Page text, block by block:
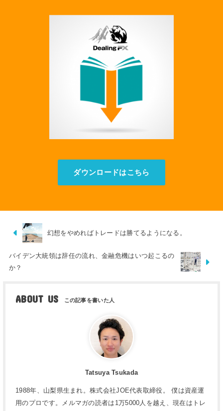
ダウンロードはこちら
幻想をやめればトレードは勝てるようになる。
バイデン大統領は辞任の流れ、金融危機はいつ起こるの
か？
ABOUT US
Tatsuya Tsukada
1988年、山梨県生まれ。株式会社JOE代表取締役。 僕は資産運
用のプロです。メルマガの読者は1万5000人を越え、現在はトレ